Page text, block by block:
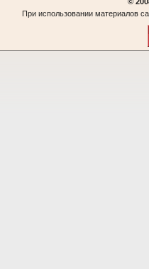
При использовании материалов